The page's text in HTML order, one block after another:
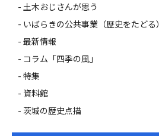
土木おじさんが思う
いばらきの公共事業（歴史をたどる）
最新情報
コラム「四季の風」
特集
資料館
茨城の歴史点描